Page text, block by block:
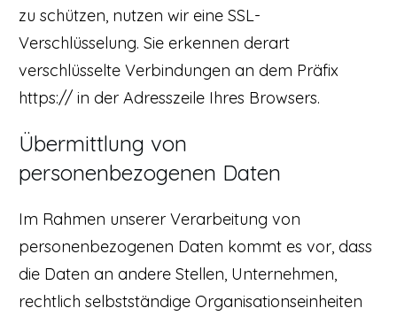
zu schützen, nutzen wir eine SSL-
Verschlüsselung. Sie erkennen derart
verschlüsselte Verbindungen an dem Präfix
https:// in der Adresszeile Ihres Browsers.
Übermittlung von
personenbezogenen Daten
Im Rahmen unserer Verarbeitung von
personenbezogenen Daten kommt es vor, dass
die Daten an andere Stellen, Unternehmen,
rechtlich selbstständige Organisationseinheiten